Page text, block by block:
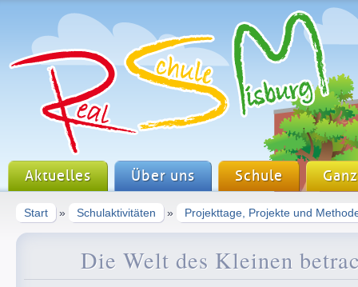
Aktuelles Über uns Schule
Start » Schulaktivitäten » Projekttage, Projekte und
Die Welt des Kleinen